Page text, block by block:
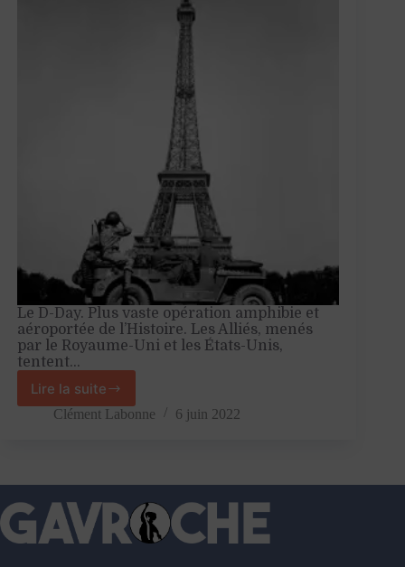
Le D-Day. Plus vaste opération amphibie et
aéroportée de l’Histoire. Les Alliés, menés
par le Royaume-Uni et les États-Unis,
tentent…
Lire la suite
6
juin
veut
coloniser
la
France
Clément Labonne 6 juin 2022